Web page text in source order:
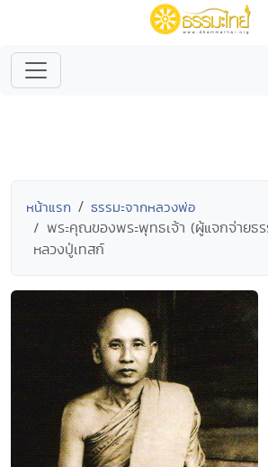
หน้าแรก ธรรมะจากหลวงพ่อ
พระคุณของพระพุทธเจ้า (ผู้แจกจ่ายธร
หลวงปู่เทสก์